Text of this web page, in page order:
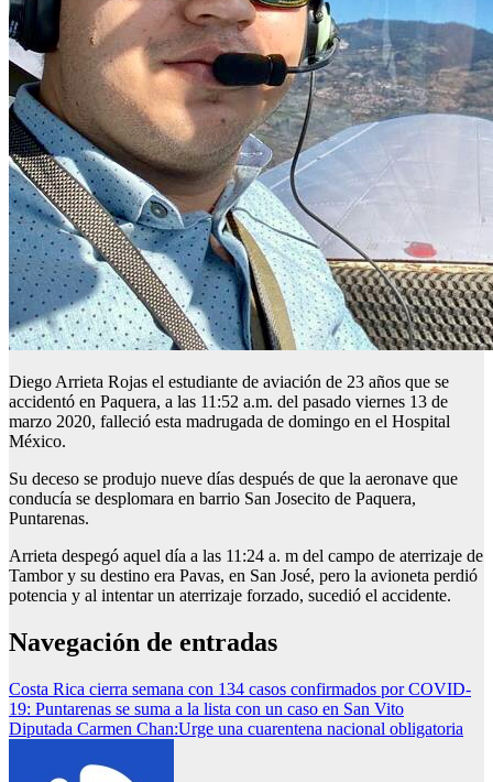
Diego Arrieta Rojas el estudiante de aviación de 23 años que se
accidentó en Paquera, a las 11:52 a.m. del pasado viernes 13 de
marzo 2020, falleció esta madrugada de domingo en el Hospital
México.
Su deceso se produjo nueve días después de que la aeronave que
conducía se desplomara en barrio San Josecito de Paquera,
Puntarenas.
Arrieta despegó aquel día a las 11:24 a. m del campo de aterrizaje de
Tambor y su destino era Pavas, en San José, pero la avioneta perdió
potencia y al intentar un aterrizaje forzado, sucedió el accidente.
Navegación de entradas
Costa Rica cierra semana con 134 casos confirmados por COVID-
19: Puntarenas se suma a la lista con un caso en San Vito
Diputada Carmen Chan:Urge una cuarentena nacional obligatoria